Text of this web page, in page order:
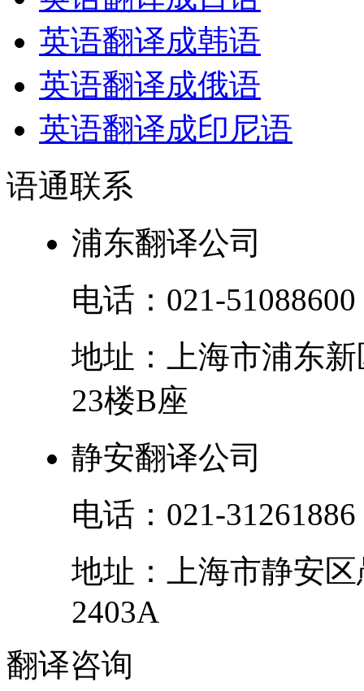
英语翻译成韩语
英语翻译成俄语
英语翻译成印尼语
语通联系
浦东翻译公司
电话： 021-51088600
地址：
上海市浦东新
23楼B座
静安翻译公司
电话： 021-31261886
地址：
上海市静安区
2403A
翻译咨询